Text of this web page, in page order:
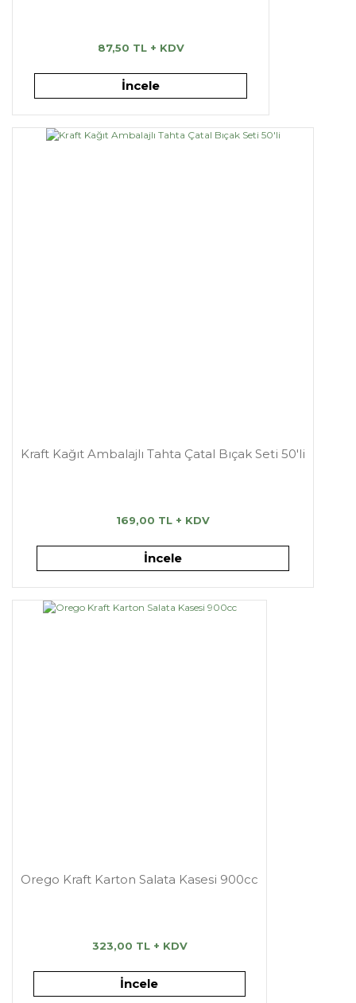
87,50 TL + KDV
İncele
Kraft Kağıt Ambalajlı Tahta Çatal Bıçak Seti 50'li
169,00 TL + KDV
İncele
Orego Kraft Karton Salata Kasesi 900cc
323,00 TL + KDV
İncele